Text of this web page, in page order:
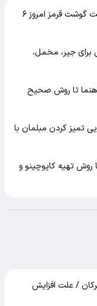
گوشت خورشتی کیلویی چند ؟! + لیست قیمت گوشت قرمز امروز ۶
برای جیر، مخمل،
تا روش صحیح
تمیز کردن مبلمان با
روش تهیه کاپوچینو و
/ علت افزایش